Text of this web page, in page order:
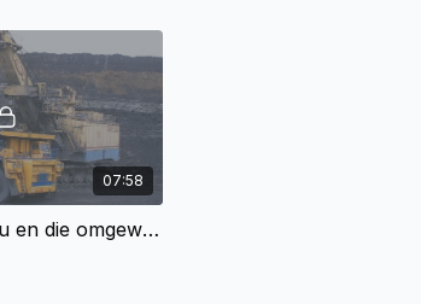
07:58
Tema 10 Mynbou en die omgewing